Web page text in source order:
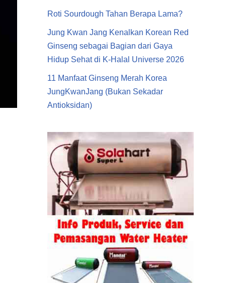
Roti Sourdough Tahan Berapa Lama?
Jung Kwan Jang Kenalkan Korean Red
Ginseng sebagai Bagian dari Gaya
Hidup Sehat di K-Halal Universe 2026
11 Manfaat Ginseng Merah Korea
JungKwanJang (Bukan Sekadar
Antioksidan)